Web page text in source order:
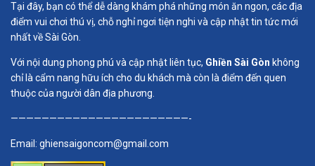
Tại đây, bạn có thể dễ dàng khám phá những món ăn ngon, các địa
điểm vui chơi thú vị, chỗ nghỉ ngơi tiện nghi và cập nhật tin tức mới
nhất về Sài Gòn.
Với nội dung phong phú và cập nhật liên tục, Ghiền Sài Gòn không
chỉ là cẩm nang hữu ích cho du khách mà còn là điểm đến quen
thuộc của người dân địa phương.
———————————————————————-
Email: ghiensaigoncom@gmail.com